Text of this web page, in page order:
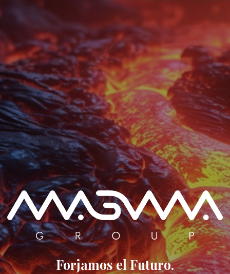
Forjamos el Futuro.